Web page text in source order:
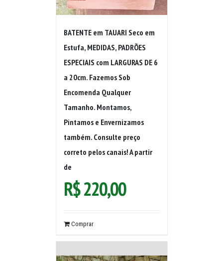
BATENTE em TAUARI Seco em
Estufa, MEDIDAS, PADRÕES
ESPECIAIS com LARGURAS DE 6
a 20cm. Fazemos Sob
Encomenda Qualquer
Tamanho. Montamos,
Pintamos e Envernizamos
também. Consulte preço
correto pelos canais! A partir
de
R$220,00
Comprar